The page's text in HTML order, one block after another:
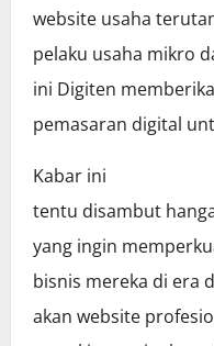
website usaha
pelaku usaha mikro
ini Digiten
pemasaran digital
Kabar ini
tentu disambut
yang ingin
bisnis mereka di era
akan website